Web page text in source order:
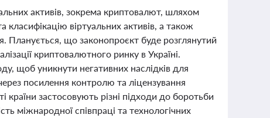
активів, зокрема криптовалют, шляхом
віртуальних активів, а також
Планується, що законопроєкт буде розглянутий
криптовалютного ринку в Україні.
щоб уникнути негативних наслідків для
посилення контролю та ліцензування
країни застосовують різні підходи до боротьби
міжнародної співпраці та технологічних